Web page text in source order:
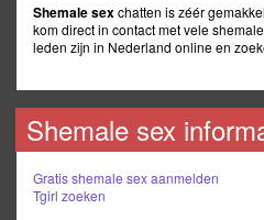
Shemale sexchatten is zéér
kom direct in contact met vele
leden zijn in Nederland online en
Shemale sex
Gratis shemale sex aanmelden
Tgirl zoeken